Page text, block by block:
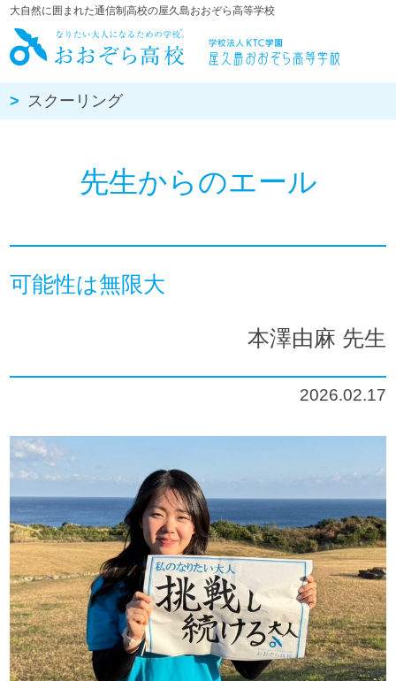
大自然に囲まれた通信制高校の屋久島おおぞら高等学校
先生からのエール
スクーリング
可能性は無限大
本澤由麻 先生
2026.02.17